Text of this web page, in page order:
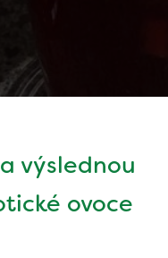
výslednou
ovoce